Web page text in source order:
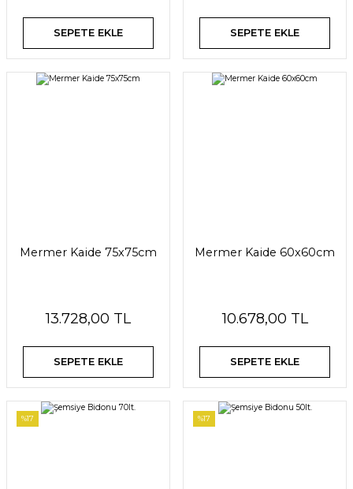
SEPETE EKLE SEPETE EKLE
Mermer Kaide 75x75cm
13.728,00 TL
SEPETE EKLE
Mermer Kaide 60x60cm
10.678,00 TL
SEPETE EKLE
%17 %17